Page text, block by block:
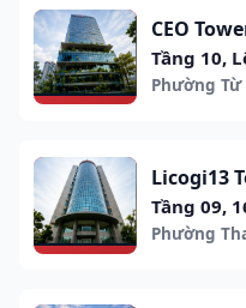
CEO
Tầng 10,
Phường Từ
Licogi13
Tầng 09,
Phường